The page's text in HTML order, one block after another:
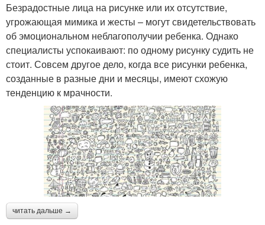
Безрадостные лица на рисунке или их отсутствие,
угрожающая мимика и жесты – могут свидетельствовать
об эмоциональном неблагополучии ребенка. Однако
специалисты успокаивают: по одному рисунку судить не
стоит. Совсем другое дело, когда все рисунки ребенка,
созданные в разные дни и месяцы, имеют схожую
тенденцию к мрачности.
читать дальше →